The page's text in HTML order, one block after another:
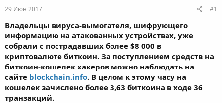
м
а
29 Июн 2017 #1
Владельцы вируса-вымогателя, шифрующего
информацию на атакованных устройствах, уже
собрали с пострадавших более $8 000 в
криптовалюте биткоин. За поступлением средств на
биткоин-кошелек хакеров можно наблюдать на
сайте blockchain.info. В целом к этому часу на
кошелек зачислено более 3,63 биткоина в ходе 36
транзакций.